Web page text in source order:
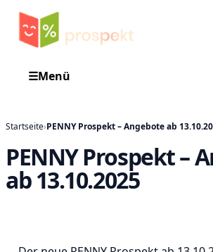
☰Menü
Startseite›PENNY Prospekt – Angebote ab
PENNY Prospekt –
ab 13.10.2025